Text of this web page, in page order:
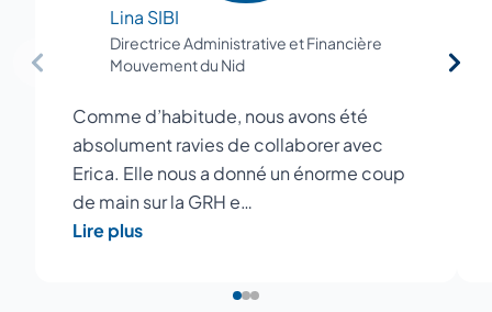
Lina SIBI
Directrice Administrative et Financière
Mouvement du Nid
Comme d’habitude, nous avons été
absolument ravies de collaborer avec
Erica. Elle nous a donné un énorme coup
de main sur la GRH e…
Lire plus